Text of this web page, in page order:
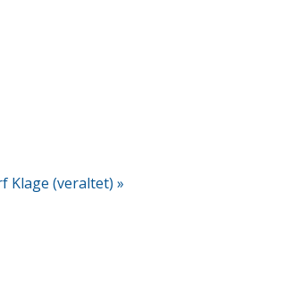
Klage (veraltet) »